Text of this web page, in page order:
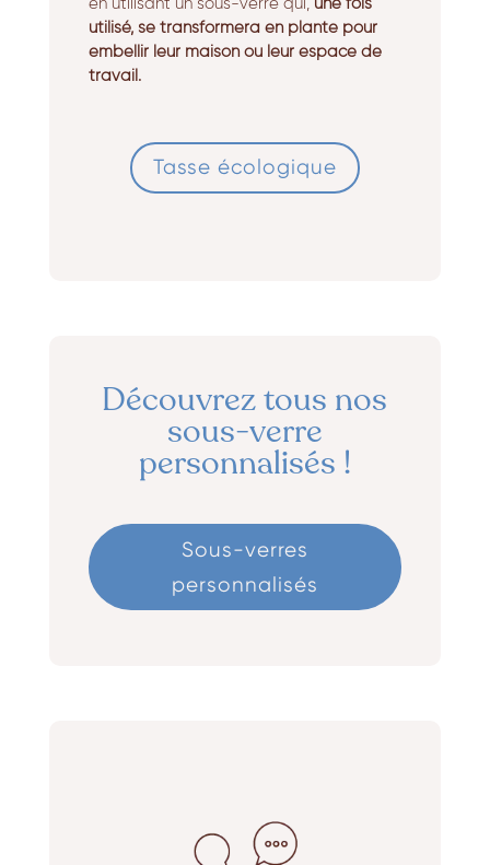
en utilisant un sous-verre qui, une fois
utilisé, se transformera en plante pour
embellir leur maison ou leur espace de
travail.
Tasse écologique
Découvrez tous nos
sous-verre
personnalisés !
Sous-verres
personnalisés